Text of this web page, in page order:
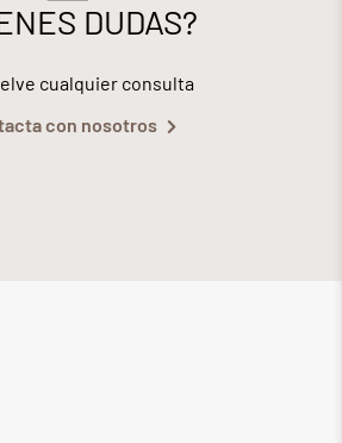
DUDAS?
cualquier consulta
con nosotros